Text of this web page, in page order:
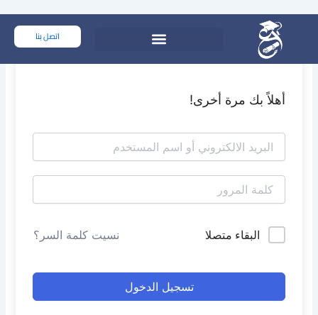
المحتوى
اتصل بنا
أهلاً بك مرة أخرى!
البقاء متصلا نسيت كلمة السر؟
تسجيل الدخول